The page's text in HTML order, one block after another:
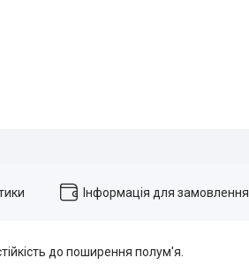
Інформація для замовлення
до поширення полум'я.